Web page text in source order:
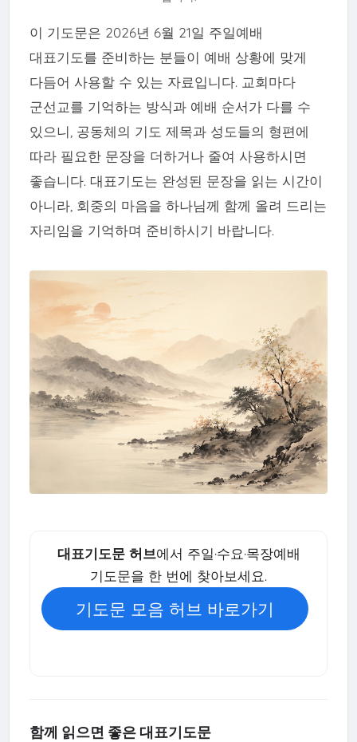
이 기도문은 2026년 6월 21일 주일예배
대표기도를 준비하는 분들이 예배 상황에 맞게
다듬어 사용할 수 있는 자료입니다. 교회마다
군선교를 기억하는 방식과 예배 순서가 다를 수
있으니, 공동체의 기도 제목과 성도들의 형편에
따라 필요한 문장을 더하거나 줄여 사용하시면
좋습니다. 대표기도는 완성된 문장을 읽는 시간이
아니라, 회중의 마음을 하나님께 함께 올려 드리는
자리임을 기억하며 준비하시기 바랍니다.
대표기도문 허브에서 주일·수요·목장예배
기도문을 한 번에 찾아보세요.
기도문 모음 허브 바로가기
함께 읽으면 좋은 대표기도문
↑
TOP